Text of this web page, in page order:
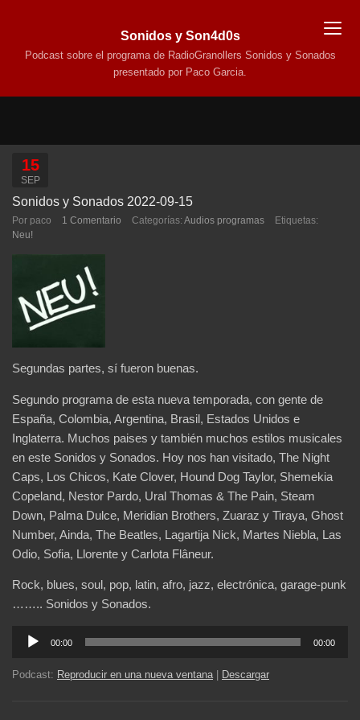
Sonidos y Son4d0s
Podcast sobre el programa de RadioGranollers Sonidos y Sonados
presentado por Paco Garcia.
15
SEP
Sonidos y Sonados 2022-09-15
Por paco 1 Comentario Categorías: Audios programas
Etiquetas:
Neu!
Segundas partes, sí fueron buenas.
Segundo programa de esta nueva temporada, con gente de
España, Colombia, Argentina, Brasil, Estados Unidos e
Inglaterra. Muchos paises y también muchos estilos musicales
en este Sonidos y Sonados. Hoy nos han visitado, The Night
Caps, Los Chicos, Kate Clover, Hound Dog Taylor, Shemekia
Copeland, Nestor Pardo, Ural Thomas & The Pain, Steam
Down, Palma Dulce, Meridian Brothers, Zuaraz y Tiraya, Ghost
Number, Ainda, The Beatles, Lagartija Nick, Martes Niebla, Las
Odio, Sofia, Llorente y Carlota Flâneur.
Rock, blues, soul, pop, latin, afro, jazz, electrónica, garage-punk
…….. Sonidos y Sonados.
Reproductor
audio
00:00 00:00
Podcast: Reproducir en una nueva ventana | Descargar